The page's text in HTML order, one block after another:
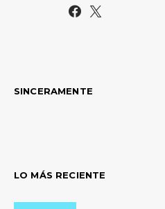
SINCERAMENTE
LO MÁS RECIENTE